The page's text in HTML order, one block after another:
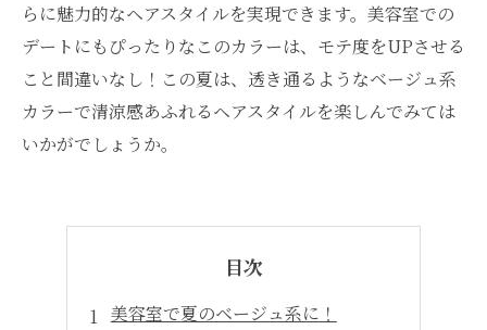
らに魅力的なヘアスタイルを実現できます。美容室での
デートにもぴったりなこのカラーは、モテ度をUPさせる
こと間違いなし！この夏は、透き通るようなベージュ系
カラーで清涼感あふれるヘアスタイルを楽しんでみては
いかがでしょうか。
目次
美容室で夏のベージュ系に！